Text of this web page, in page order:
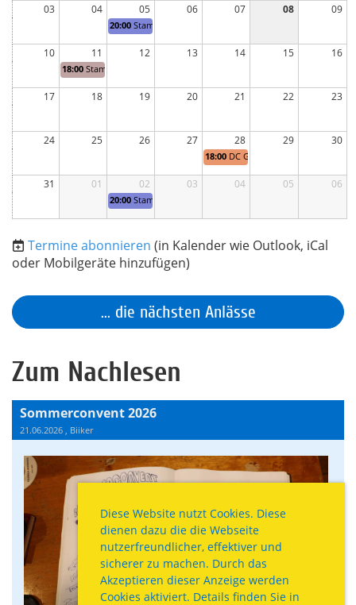
Diese Website nutzt Cookies. Diese
dienen dazu die die Webseite
nutzerfreundlicher, effektiver und
sicherer zu machen. Durch das
Akzeptieren dieser Anzeige werden
Cookies aktiviert. Details finden Sie in
03 04 05 06 07 08 09
10 11 12 13 14 15 16
17 18 19 20 21 22 23
24 25 26 27 28 29 30
31 01 02 03 04 05 06
20:00 Stamm Thun
18:00 Stammtisch Aarau
18:00 DC Grillieren
20:00 Stamm Thun
Termine abonnieren (in Kalender wie Outlook, iCal
oder Mobilgeräte hinzufügen)
... die nächsten Anlässe
Zum Nachlesen
Sommerconvent 2026
21.06.2026 , Biiker